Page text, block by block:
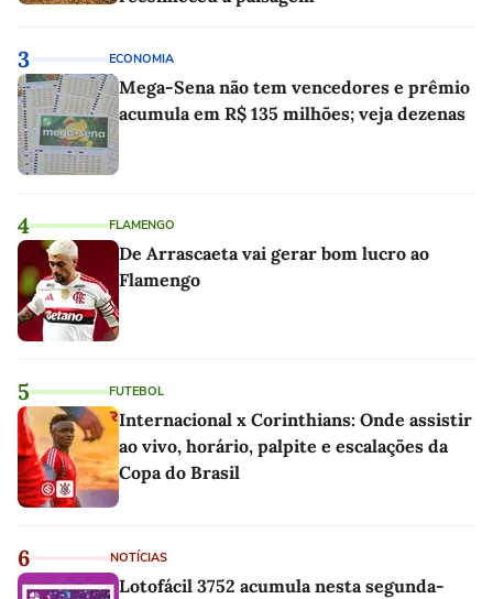
3 ECONOMIA
Mega-Sena não tem vencedores e prêmio
acumula em R$ 135 milhões; veja dezenas
4 FLAMENGO
De Arrascaeta vai gerar bom lucro ao
Flamengo
5 FUTEBOL
Internacional x Corinthians: Onde assistir
ao vivo, horário, palpite e escalações da
Copa do Brasil
6 NOTÍCIAS
Lotofácil 3752 acumula nesta segunda-